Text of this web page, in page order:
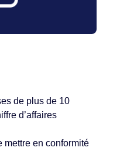
de plus de 10
d’affaires
mettre en conformité